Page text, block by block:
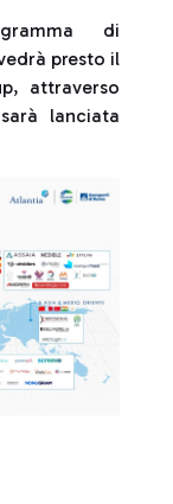
di
presto il
attraverso
lanciata